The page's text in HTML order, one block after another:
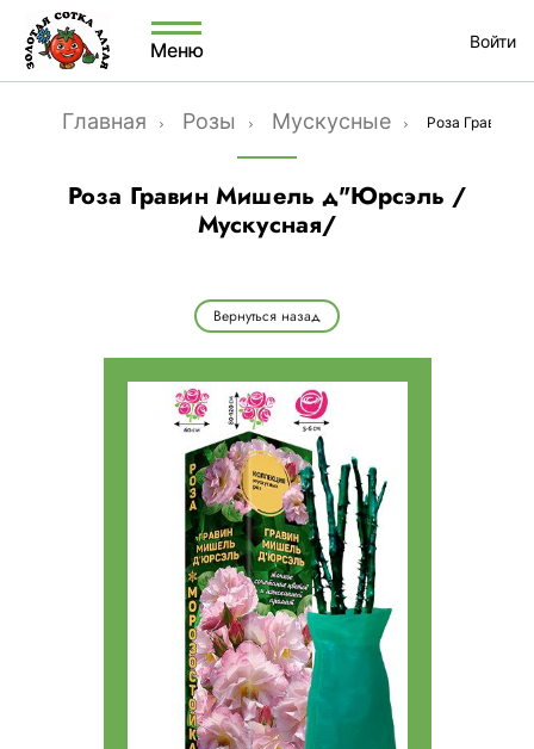
Меню Войти
Главная Розы Мускусные Роза Гравин
Роза Гравин Мишель д"Юрсэль /
Мускусная/
Вернуться назад